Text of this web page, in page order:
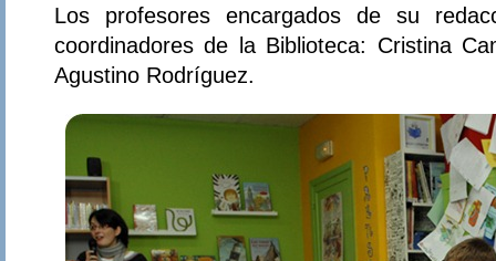
Los profesores encargados de su
coordinadores de la Biblioteca: Cristina
Agustino Rodríguez.